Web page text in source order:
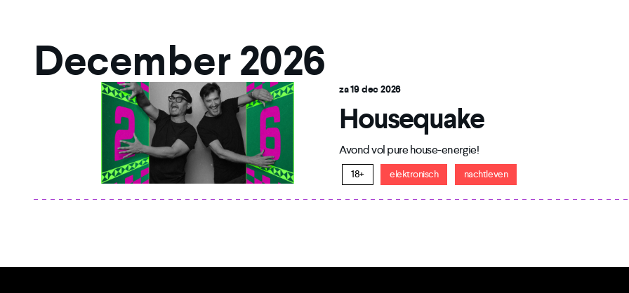
December 2026
za 19 dec 2026
Housequake
Avond vol pure house-energie!
18+ elektronisch nachtleven